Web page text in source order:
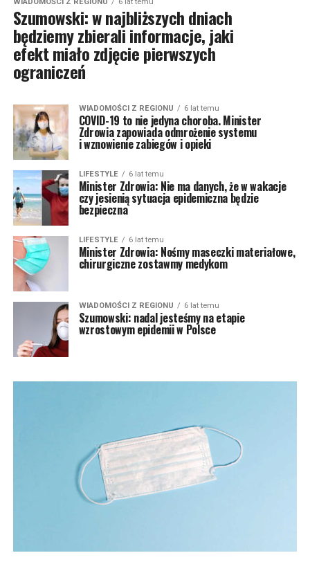
Szumowski: w najbliższych dniach
będziemy zbierali informacje, jaki
efekt miało zdjęcie pierwszych
ograniczeń
WIADOMOŚCI Z REGIONU 6 lat temu
COVID-19 to nie jedyna choroba. Minister
Zdrowia zapowiada odmrożenie systemu
i wznowienie zabiegów i opieki
LIFESTYLE 6 lat temu
Minister Zdrowia: Nie ma danych, że w wakacje
czy jesienią sytuacja epidemiczna będzie
bezpieczna
LIFESTYLE 6 lat temu
Minister Zdrowia: Nośmy maseczki materiałowe,
chirurgiczne zostawmy medykom
WIADOMOŚCI Z REGIONU 6 lat temu
Szumowski: nadal jesteśmy na etapie
wzrostowym epidemii w Polsce